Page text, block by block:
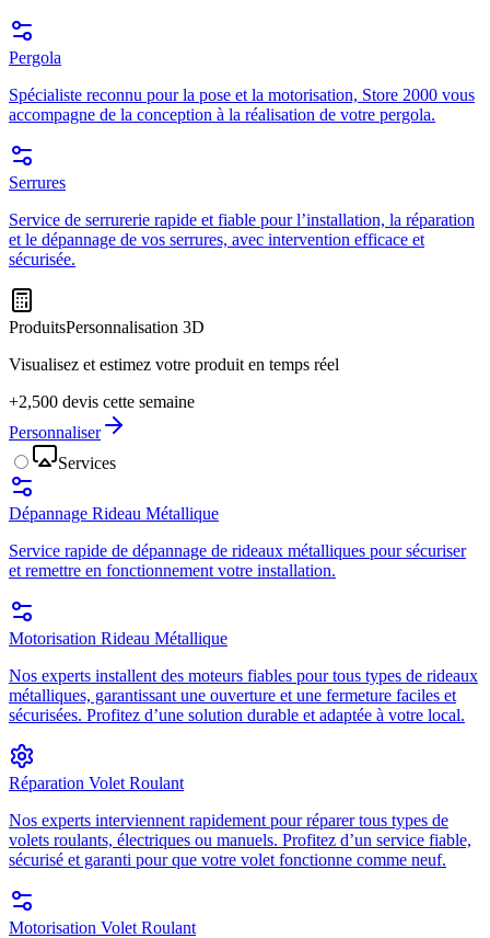
Pergola
Spécialiste reconnu pour la pose et la motorisation, Store 2000 vous
accompagne de la conception à la réalisation de votre pergola.
Serrures
Service de serrurerie rapide et fiable pour l’installation, la réparation
et le dépannage de vos serrures, avec intervention efficace et
sécurisée.
ProduitsPersonnalisation 3D
Visualisez et estimez votre produit en temps réel
+2,500 devis cette semaine
Personnaliser
Services
Dépannage Rideau Métallique
Service rapide de dépannage de rideaux métalliques pour sécuriser
et remettre en fonctionnement votre installation.
Motorisation Rideau Métallique
Nos experts installent des moteurs fiables pour tous types de rideaux
métalliques, garantissant une ouverture et une fermeture faciles et
sécurisées. Profitez d’une solution durable et adaptée à votre local.
Réparation Volet Roulant
Nos experts interviennent rapidement pour réparer tous types de
volets roulants, électriques ou manuels. Profitez d’un service fiable,
sécurisé et garanti pour que votre volet fonctionne comme neuf.
Motorisation Volet Roulant